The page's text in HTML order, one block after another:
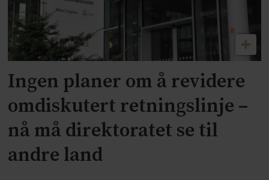
Ingen planer om å revidere
omdiskutert retningslinje –
nå må direktoratet se til
andre land